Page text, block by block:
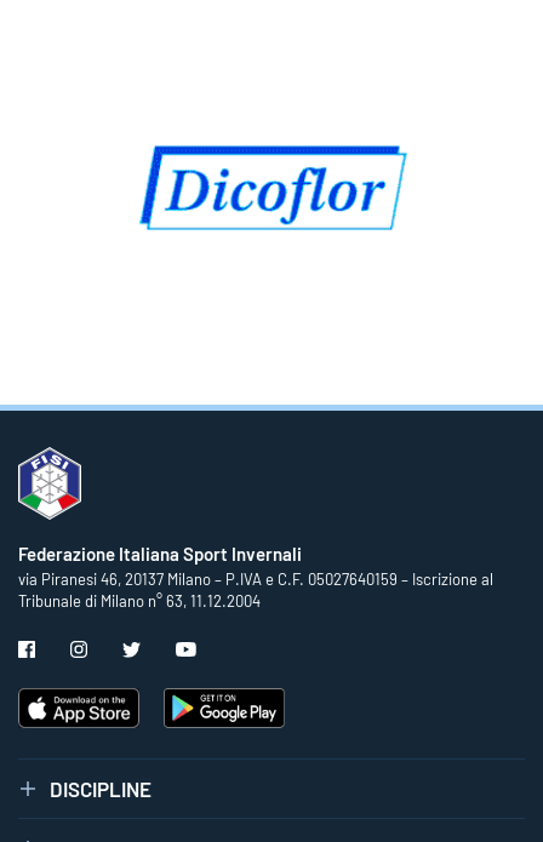
Federazione Italiana Sport Invernali
via Piranesi 46, 20137 Milano – P.IVA e C.F. 05027640159 – Iscrizione al
Tribunale di Milano n° 63, 11.12.2004
DISCIPLINE